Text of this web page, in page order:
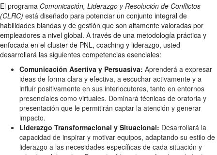
El programa Comunicación, Liderazgo y Resolución de Conflictos
(CLRC) está diseñado para potenciar un conjunto integral de
habilidades blandas y de gestión que son altamente valoradas por
empleadores a nivel global. A través de una metodología práctica y
enfocada en el cluster de PNL, coaching y liderazgo, usted
desarrollará las siguientes competencias esenciales:
Comunicación Asertiva y Persuasiva: Aprenderá a expresar
ideas de forma clara y efectiva, a escuchar activamente y a
influir positivamente en sus interlocutores, tanto en entornos
presenciales como virtuales. Dominará técnicas de oratoria y
presentación que le permitirán captar la atención y generar
impacto.
Liderazgo Transformacional y Situacional: Desarrollará la
capacidad de inspirar y motivar equipos, adaptando su estilo de
liderazgo a las necesidades específicas de cada situación y